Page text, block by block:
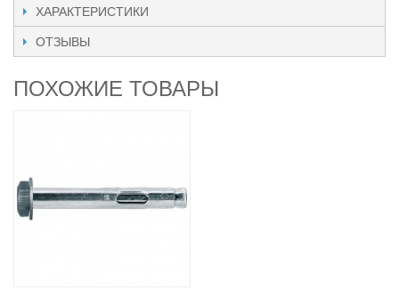
ХАРАКТЕРИСТИКИ
ОТЗЫВЫ
ПОХОЖИЕ ТОВАРЫ